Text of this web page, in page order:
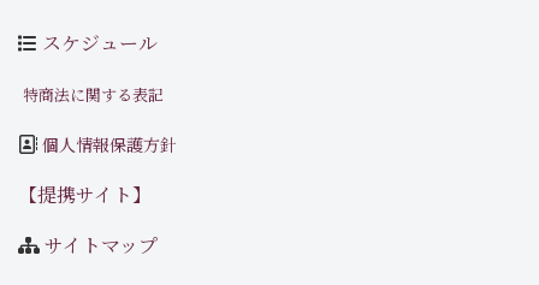
スケジュール
特商法に関する表記
個人情報保護方針
【提携サイト】
サイトマップ